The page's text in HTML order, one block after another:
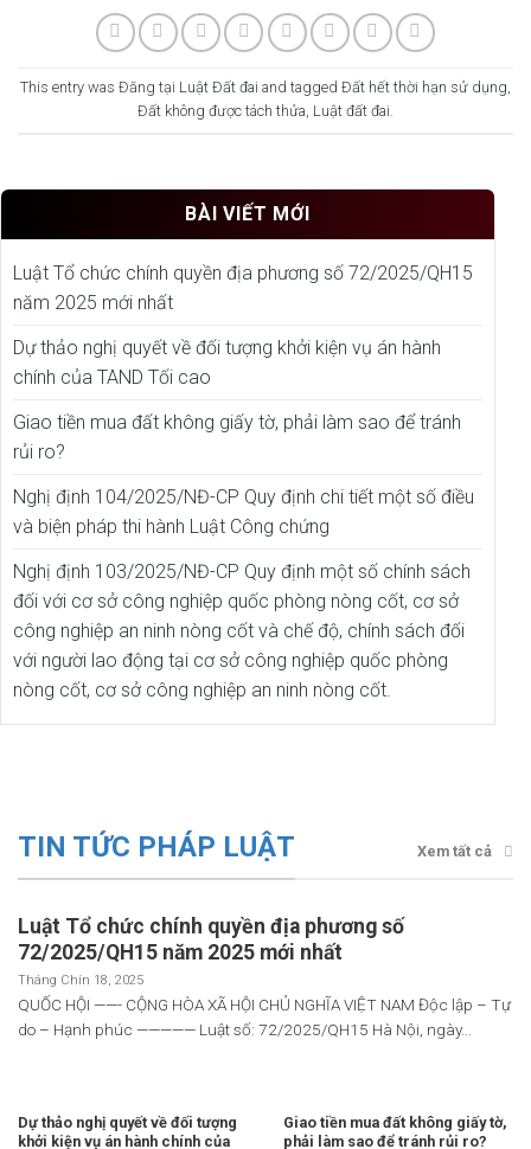
This entry was Đăng tại Luật Đất đai and tagged Đất hết thời hạn sử dụng,
Đất không được tách thửa, Luật đất đai.
BÀI VIẾT MỚI
Luật Tổ chức chính quyền địa phương số 72/2025/QH15
năm 2025 mới nhất
Dự thảo nghị quyết về đối tượng khởi kiện vụ án hành
chính của TAND Tối cao
Giao tiền mua đất không giấy tờ, phải làm sao để tránh
rủi ro?
Nghị định 104/2025/NĐ-CP Quy định chi tiết một số điều
và biện pháp thi hành Luật Công chứng
Nghị định 103/2025/NĐ-CP Quy định một số chính sách
đối với cơ sở công nghiệp quốc phòng nòng cốt, cơ sở
công nghiệp an ninh nòng cốt và chế độ, chính sách đối
với người lao động tại cơ sở công nghiệp quốc phòng
nòng cốt, cơ sở công nghiệp an ninh nòng cốt.
TIN TỨC PHÁP LUẬT Xem tất cả
Luật Tổ chức chính quyền địa phương số
72/2025/QH15 năm 2025 mới nhất
Tháng Chín 18, 2025
QUỐC HỘI ——- CỘNG HÒA XÃ HỘI CHỦ NGHĨA VIỆT NAM Độc lập – Tự
do – Hạnh phúc ————— Luật số: 72/2025/QH15 Hà Nội, ngày...
Dự thảo nghị quyết về đối tượng
khởi kiện vụ án hành chính của
Giao tiền mua đất không giấy tờ,
phải làm sao để tránh rủi ro?